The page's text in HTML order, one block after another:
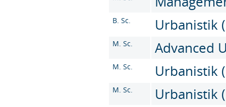
B. Sc. Urbanistik
M. Sc. Advanced
M. Sc. Urbanistik
M. Sc. Urbanistik